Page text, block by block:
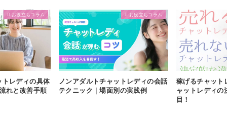
お役立ちコラム
トレディの具体
れと改善手順
お役立ちコラム
ノンアダルトチャットレディの会話
テクニック｜場面別の実践例
稼げるチャット
ャットレディの
目！